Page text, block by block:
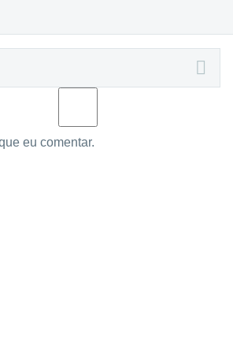
eu comentar.